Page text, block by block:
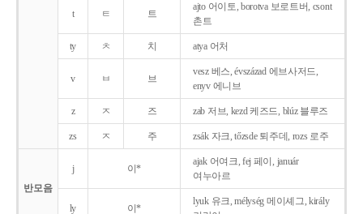
t ㅌ 트
ajto 어이토, borotva 보로트버, csont
촌트
ty ㅊ 치 atya 어처
v ㅂ 브
vesz 베스, évszázad 에브사저드,
enyv 에니브
z ㅈ 즈 zab 저브, kezd 케즈드, blúz 블루즈
zs ㅈ 주 zsák 자크, tőzsde 퇴주데, rozs 로주
반모음
j 이*
ajak 어여크, fej 페이, január
여누아르
ly 이*
lyuk 유크, mélység 메이셰그, király